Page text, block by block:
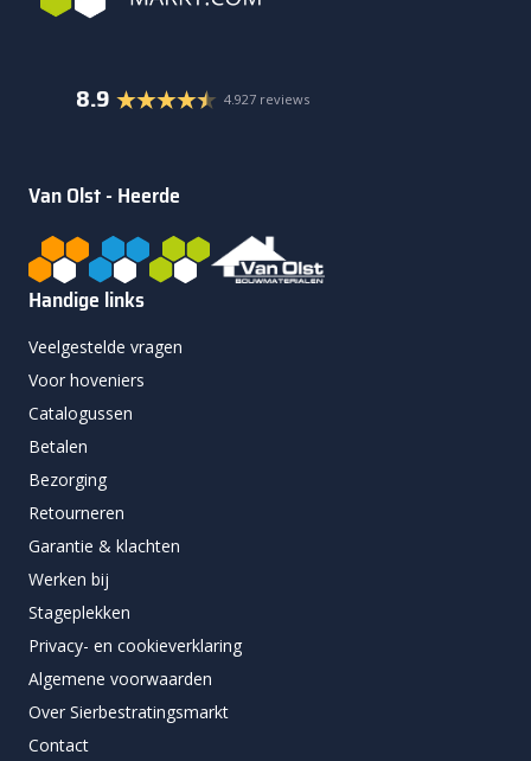
8.9 4.927 reviews
Van Olst - Heerde
Handige links
Veelgestelde vragen
Voor hoveniers
Catalogussen
Betalen
Bezorging
Retourneren
Garantie & klachten
Werken bij
Stageplekken
Privacy- en cookieverklaring
Algemene voorwaarden
Over Sierbestratingsmarkt
Contact